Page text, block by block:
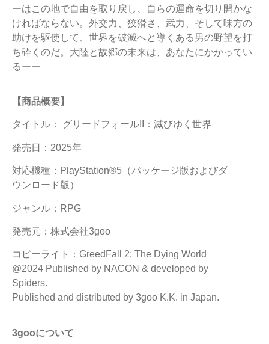
ーはこの地で自由を取り戻し、自らの運命を切り開かな
ければならない。外交力、狡猾さ、武力、そして味方の
助けを駆使して、世界を破滅へと導くある男の野望を打
ち砕くのだ。大陸と故郷の未来は、あなたにかかってい
るーー
【商品概要】
タイトル： グリードフォールII：滅びゆく世界
発売日：2025年
対応機種：PlayStation®5（パッケージ版およびダ
ウンロード版）
ジャンル：RPG
発売元：株式会社3goo
コピーライト：GreedFall 2: The Dying World
@2024 Published by NACON & developed by
Spiders.
Published and distributed by 3goo K.K. in Japan.
3gooについて